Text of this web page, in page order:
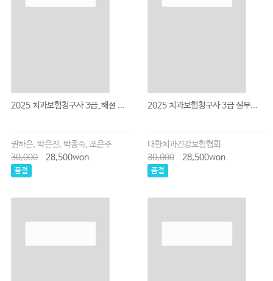
2025 치과보험청구사 3급_해설 ...
권하은, 박은진, 박종숙, 조은주
30,000
28,500won
품절
2025 치과보험청구사 3급 실무...
대한치과건강보험협회
30,000
28,500won
품절